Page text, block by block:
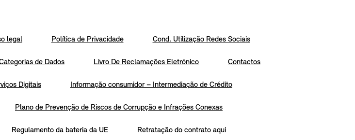
legal Política de Privacidade Cond. Utilização Redes Sociais
de Dados Livro De Reclamações Eletrónico Contactos
Digitais Informação consumidor – Intermediação de Crédito
Plano de Prevenção de Riscos de Corrupção e Infrações Conexas
Regulamento da bateria da UE Retratação do contrato aqui